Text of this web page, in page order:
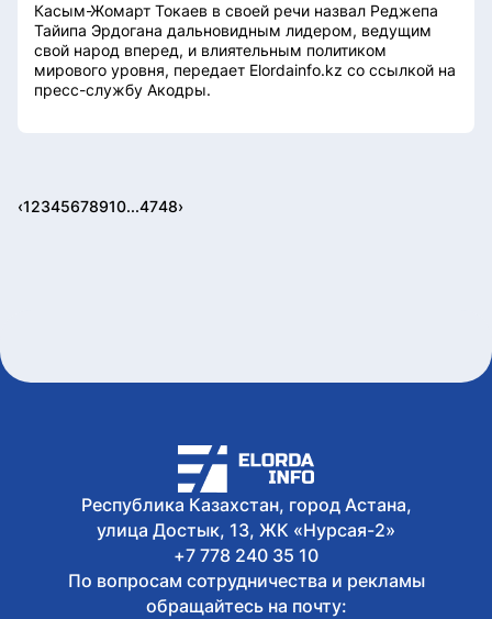
Касым-Жомарт Токаев в своей речи назвал Реджепа
Тайипа Эрдогана дальновидным лидером, ведущим
свой народ вперед, и влиятельным политиком
мирового уровня, передает Elordainfo.kz со ссылкой на
пресс-службу Акодры.
‹12345678910...4748›
Республика Казахстан, город Астана,
улица Достык, 13, ЖК «Нурсая-2»
+7 778 240 35 10
По вопросам сотрудничества и рекламы
обращайтесь на почту: